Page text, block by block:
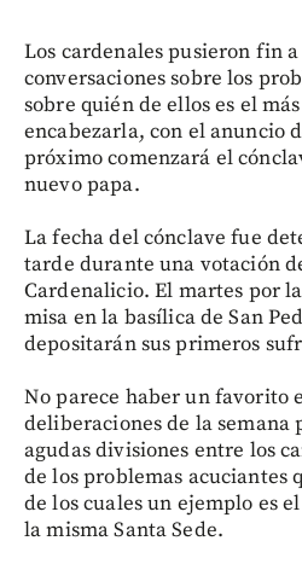
Los cardenales pusieron fin
conversaciones sobre los
sobre quién de ellos es el
encabezarla, con el anuncio
próximo comenzará el
nuevo papa.
La fecha del cónclave fue
tarde durante una votación
Cardenalicio. El martes por
misa en la basílica de San
depositarán sus primeros
No parece haber un favorito
deliberaciones de la semana
agudas divisiones entre los
de los problemas acuciantes
de los cuales un ejemplo es
la misma Santa Sede.